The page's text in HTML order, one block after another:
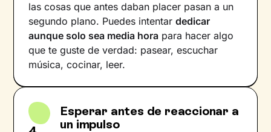
las cosas que antes daban placer pasan a un
segundo plano. Puedes intentardedicar
aunque solo sea media hora para hacer algo
que te guste de verdad: pasear, escuchar
música, cocinar, leer.
Esperar antes de reaccionar a
un impulso